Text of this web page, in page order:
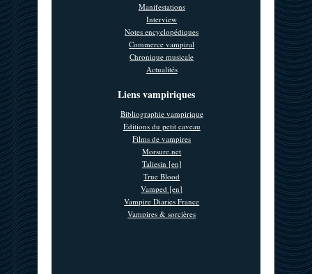
Manifestations
Interview
Notes encyclopédiques
Commerce vampiral
Chronique musicale
Actualités
Liens vampiriques
Bibliographie vampirique
Editions du petit caveau
Films de vampires
Morsure.net
Taliesin [en]
True Blood
Vamped [en]
Vampire Diaries France
Vampires & sorcières